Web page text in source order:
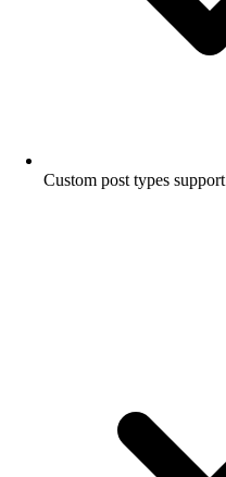
Custom post types support